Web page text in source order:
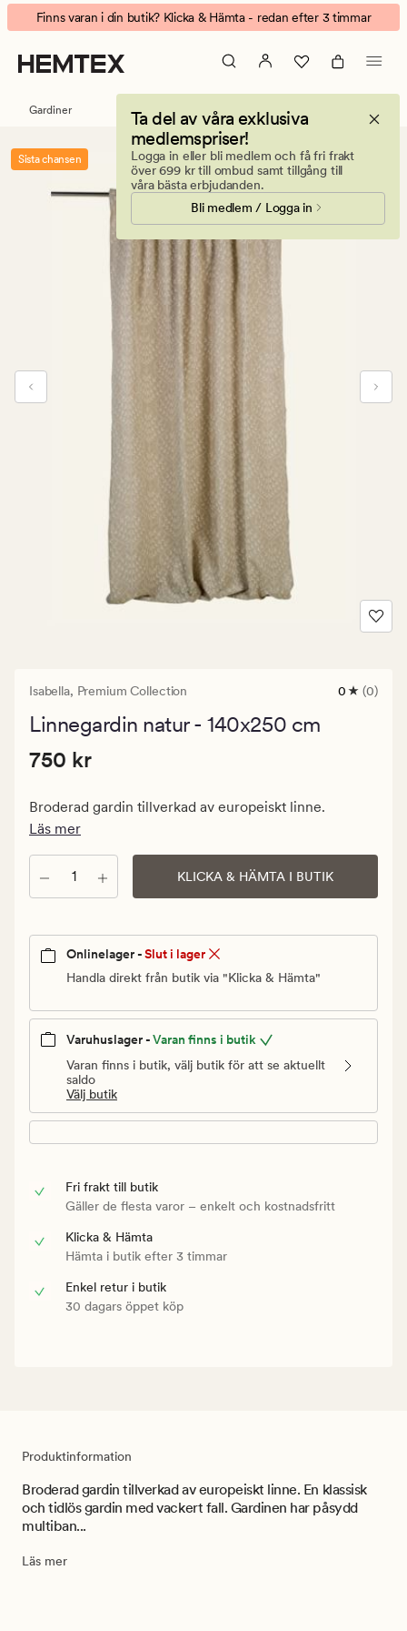
Isabella
linnegardin
natur
Animerad
banner.
Klicka
på
att
pausa.
Finns varan i din butik? Klicka & Hämta - redan efter 3 timmar
Ta del av våra exklusiva
medlemspriser!
Logga in eller bli medlem och få fri frakt
över 699 kr till ombud samt tillgång till
våra bästa erbjudanden.
Bli medlem / Logga in
Gardiner
Sista chansen
Isabella, Premium Collection
0
0 (0)
Linnegardin natur - 140x250 cm
Pris
pris
750
kr
Pris 750 kr
750 kr
Broderad gardin tillverkad av europeiskt linne.
Läs mer
Antal KLICKA & HÄMTA I BUTIK
Onlinelager -Slut i lager
Handla direkt från butik via "Klicka & Hämta"
Varuhuslager -Varan finns i butik
Varan finns i butik, välj butik för att se aktuellt
saldo
Välj butik
Fri frakt till butik
Gäller de flesta varor – enkelt och kostnadsfritt
Klicka & Hämta
Hämta i butik efter 3 timmar
Enkel retur i butik
30 dagars öppet köp
Produktinformation
Broderad gardin tillverkad av europeiskt linne. En klassisk
och tidlös gardin med vackert fall. Gardinen har påsydd
multiban...
Läs mer